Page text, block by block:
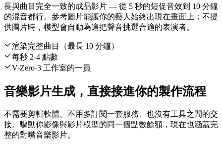
長與曲目完全一致的成品影片 — 從 5 秒的短促音效到 10 分鐘
的混音都行。參考圖片能讓你的藝人始終出現在畫面上；不提
供圖片時，模型會自動為這把聲音挑選合適的表演者。
渲染完整曲目（最長 10 分鐘）
每秒 2-4 點數
V-Zero-3 工作室的一員
音樂影片生成，直接接進你的製作流程
不需要剪輯軟體、不用多訂閱一套服務、也沒有工具之間的交
接。驅動你影像與影片模型的同一個點數餘額，現在也涵蓋完
整的對嘴音樂影片。